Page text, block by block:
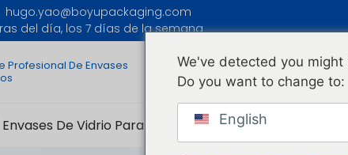
hugo.yao@boyupackaging.com
del día, los 7 días de la semana
Profesional De Envases
INICIO PRODUCTOS
Envases De Vidrio Para Cosméticos
We've detected you
Do you want to change to:
English